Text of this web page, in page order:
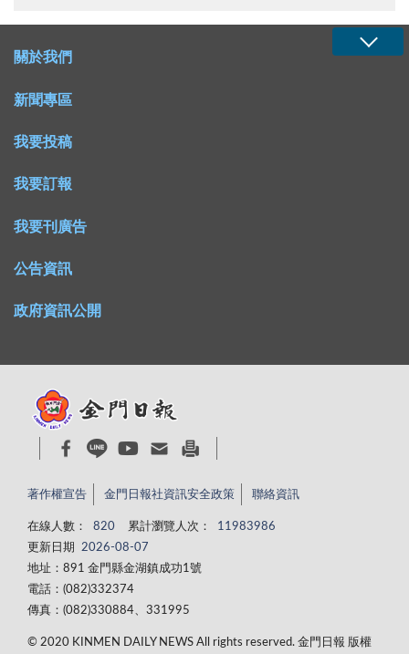
關於我們
新聞專區
我要投稿
我要訂報
我要刊廣告
公告資訊
政府資訊公開
著作權宣告 金門日報社資訊安全政策 聯絡資訊
在線人數： 820 累計瀏覽人次：
11983986
更新日期
2026-08-07
地址：891 金門縣金湖鎮成功1號
電話：(082)332374
傳真：(082)330884、331995
© 2020 KINMEN DAILY NEWS All rights reserved. 金門日報 版權